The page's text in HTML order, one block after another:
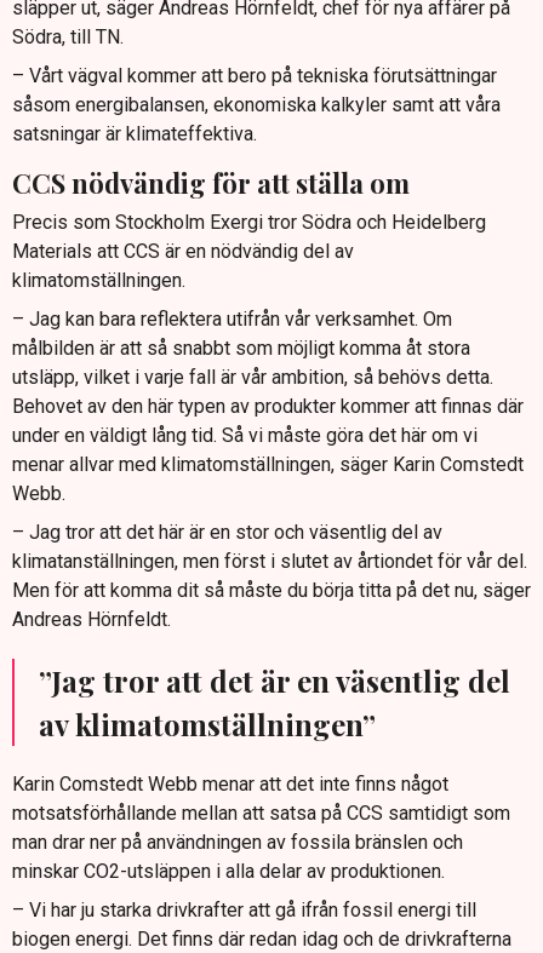
släpper ut, säger Andreas Hörnfeldt, chef för nya affärer på
Södra, till TN.
– Vårt vägval kommer att bero på tekniska förutsättningar
såsom energibalansen, ekonomiska kalkyler samt att våra
satsningar är klimateffektiva.
CCS nödvändig för att ställa om
Precis som Stockholm Exergi tror Södra och Heidelberg
Materials att CCS är en nödvändig del av
klimatomställningen.
– Jag kan bara reflektera utifrån vår verksamhet. Om
målbilden är att så snabbt som möjligt komma åt stora
utsläpp, vilket i varje fall är vår ambition, så behövs detta.
Behovet av den här typen av produkter kommer att finnas där
under en väldigt lång tid. Så vi måste göra det här om vi
menar allvar med klimatomställningen, säger Karin Comstedt
Webb.
– Jag tror att det här är en stor och väsentlig del av
klimatanställningen, men först i slutet av årtiondet för vår del.
Men för att komma dit så måste du börja titta på det nu, säger
Andreas Hörnfeldt.
”Jag tror att det är en väsentlig del
av klimatomställningen”
Karin Comstedt Webb menar att det inte finns något
motsatsförhållande mellan att satsa på CCS samtidigt som
man drar ner på användningen av fossila bränslen och
minskar CO2-utsläppen i alla delar av produktionen.
– Vi har ju starka drivkrafter att gå ifrån fossil energi till
biogen energi. Det finns där redan idag och de drivkrafterna